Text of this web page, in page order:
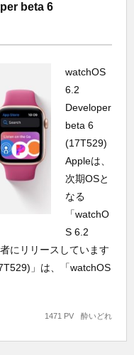
beta 6
watchOS
6.2
Developer
beta 6
(17T529)
Appleは、
次期OSと
なる
「watchO
S 6.2
にリリースしています
」は、「watchOS
酔いどれ
1471 PV